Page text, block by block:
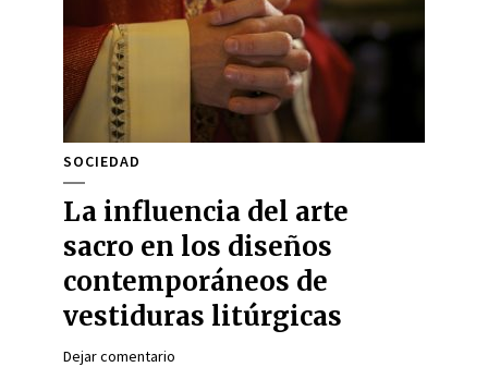
SOCIEDAD
La influencia del arte
sacro en los diseños
contemporáneos de
vestiduras litúrgicas
Dejar comentario